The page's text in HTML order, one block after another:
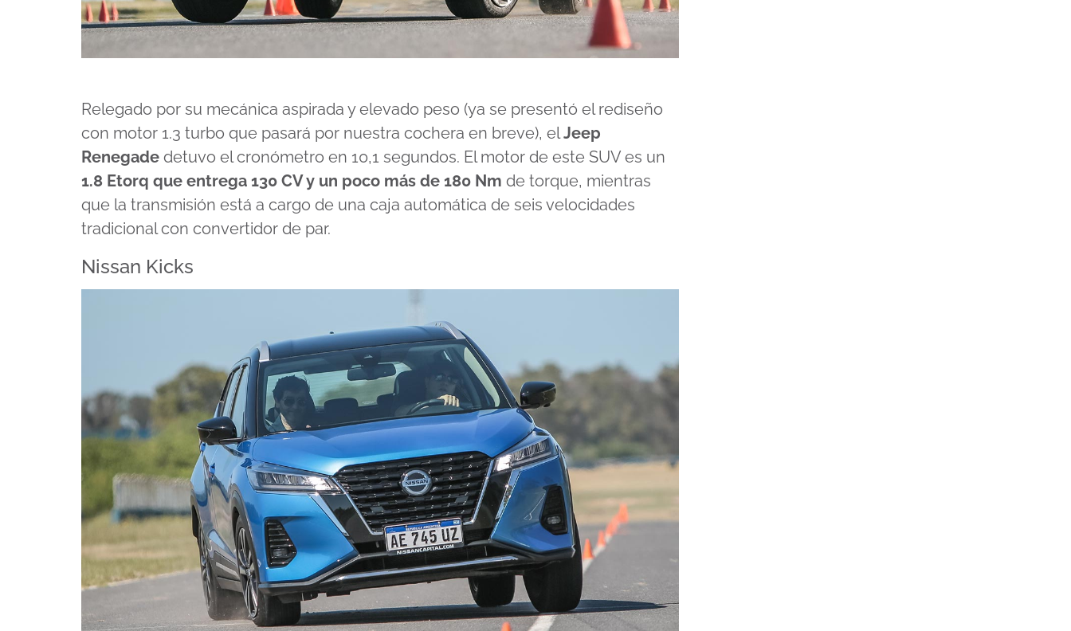
Relegado por su mecánica aspirada y elevado peso (ya se presentó el rediseño
con motor 1.3 turbo que pasará por nuestra cochera en breve), elJeep
Renegade detuvo el cronómetro en 10,1 segundos. El motor de este SUV es un
1.8 Etorq que entrega 130 CV y un poco más de 180 Nm de torque, mientras
que la transmisión está a cargo de una caja automática de seis velocidades
tradicional con convertidor de par.
Nissan Kicks